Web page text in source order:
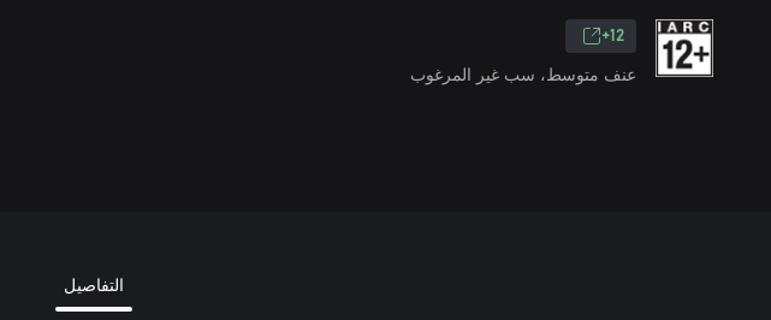
12+
عنف متوسط، سب غير المرغوب
التفاصيل